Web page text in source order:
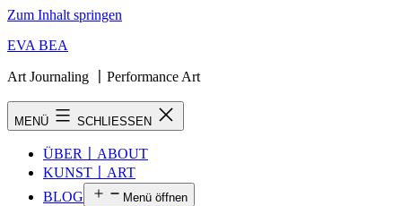
Zum Inhalt springen
EVA BEA
Art Journaling 〡Performance Art
MENÜ SCHLIESSEN
ÜBER〡ABOUT
KUNST〡ART
BLOG
Menü öffnen